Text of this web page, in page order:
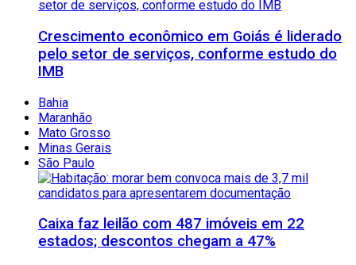
Crescimento econômico em Goiás é liderado
pelo setor de serviços, conforme estudo do
IMB
Bahia
Maranhão
Mato Grosso
Minas Gerais
São Paulo
Caixa faz leilão com 487 imóveis em 22
estados; descontos chegam a 47%